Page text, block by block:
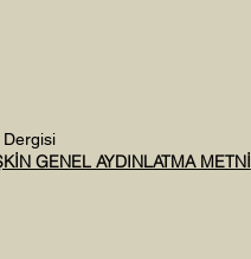
Dergisi
GENEL AYDINLATMA METNİ